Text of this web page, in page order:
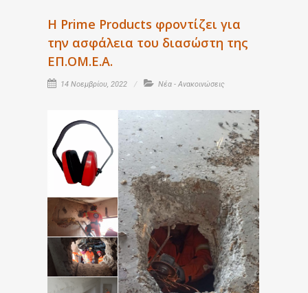
Η Prime Products φροντίζει για
την ασφάλεια του διασώστη της
ΕΠ.ΟΜ.Ε.Α.
14 Νοεμβρίου, 2022 Νέα - Ανακοινώσεις